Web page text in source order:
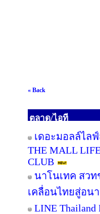
« Back
ตลาด/ไอที
เดอะมอลล์ไล
THE MALL
CLUB
นาโนเทค สวท
เคลื่อนไทยสู่อน
LINE